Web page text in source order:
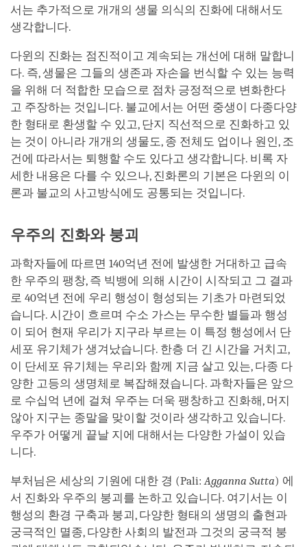
서는 추가적으로 개개의 생물 의식의 진화에 대해서도
생각합니다.
다윈의 진화는 점진적이고 계속되는 개선에 대해 말합니
다. 즉, 생물은 그들의 생존과 자손을 번식할 수 있는 능력
을 위해 더 적합한 모습으로 점차 긍정적으로 변화한다
고 주장하는 것입니다. 불교에서는 어떤 중생이 다종다양
한 형태로 환생할 수 있고, 단지 직선적으로 진화하고 있
는 것이 아니라 개개의 생물도, 종 전체도 업이나 원인, 조
건에 따라서는 퇴행할 수도 있다고 생각합니다. 비록 자
세한 내용은 다를 수 있으나, 진화론의 기본은 다윈의 이
론과 불교의 사고방식에도 공통되는 것입니다.
우주의 진화와 붕괴
과학자들에 따르면 140억년 전에 발생한 거대하고 급속
한 우주의 팽창, 즉 빅뱅에 의해 시간이 시작되고 그 결과
로 40억년 전에 우리 행성이 형성되는 기초가 마련되었
습니다. 시간이 흐르며 수소 가스는 무수한 별들과 행성
이 되어 현재 우리가 지구라 부르는 이 특정 행성에서 단
세포 유기체가 생겨났습니다. 한층 더 긴 시간을 거치고,
이 단세포 유기체는 우리와 함께 지금 살고 있는, 다종 다
양한 고등의 생명체로 복잡해졌습니다. 과학자들은 앞으
로 수십억 년에 걸쳐 우주는 더욱 팽창하고 진화해, 머지
않아 지구는 종말을 맞이할 것이라 생각하고 있습니다.
우주가 어떻게 끝날 지에 대해서는 다양한 가설이 있습
니다.
부처님은 세상의 기원에 대한 경 (Pali: Agganna Sutta) 에
서 진화와 우주의 붕괴를 논하고 있습니다. 여기서는 이
행성의 환경 구축과 붕괴, 다양한 형태의 생명의 출현과
궁극적인 멸종, 다양한 사회의 발전과 그것의 궁극적 붕